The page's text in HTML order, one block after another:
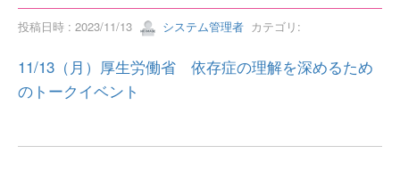
投稿日時 : 2023/11/13 システム管理者 カテゴリ:
11/13（月）厚生労働省 依存症の理解を深めるため
のトークイベント